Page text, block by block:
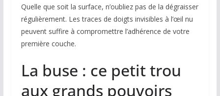
Quelle que soit la surface, n’oubliez pas de la dégraisser
régulièrement. Les traces de doigts invisibles à l’œil nu
peuvent suffire à compromettre l’adhérence de votre
première couche.
La buse : ce petit trou
aux grands pouvoirs